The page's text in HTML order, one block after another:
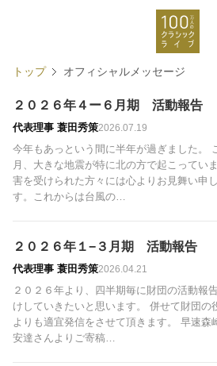
トップ オフィシャルメッセージ
２０２６年４ー６月期 活動報告
代表理事 蓑田秀策2026.07.19
今年もあっという間に半年が過ぎました。
月、大きな地震が特に北の方で起こってい
害を受けられた方々には心よりお見舞い申
す。これからは台風の…
２０２６年１−３月期 活動報告
代表理事 蓑田秀策2026.04.21
２０２６年より、四半期毎に財団の活動報
けしていきたいと思います。 併せて財団の
よりも適宜発信をさせて頂きます。 早速森
安達さんよりご寄稿…